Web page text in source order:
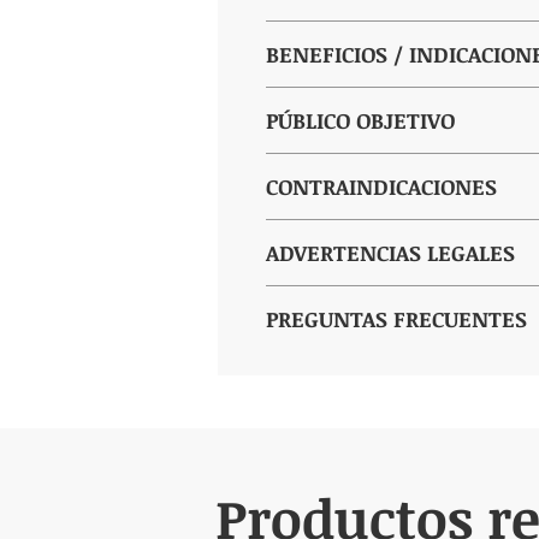
BENEFICIOS /
Favorece la digestión,
Refuerza la función hepática,
Contribuye al equilibrio
PÚBLICO OBJETIVO
Personas con digestión lenta o
Quienes buscan apoyo para la
Personas propensas a la
CONTRAINDICACIONES
Contraindicado en caso de
Puede interactuar con
ADVERTENCIAS LEGALES
PREGUNTAS FRECUENTES
Productos